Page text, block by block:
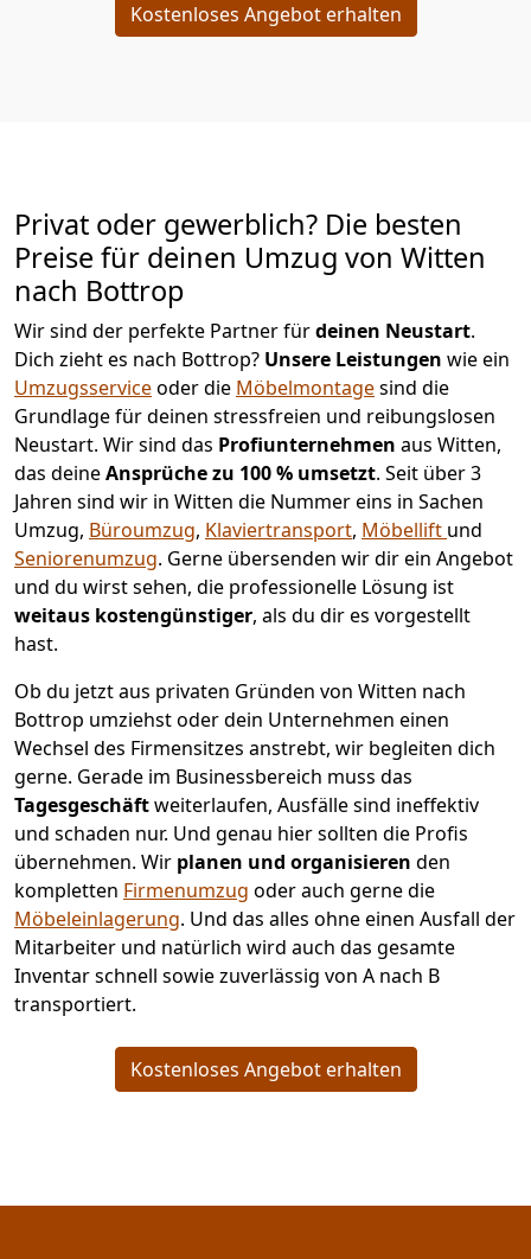
Kostenloses Angebot erhalten
Privat oder gewerblich? Die besten
Preise für deinen Umzug von Witten
nach Bottrop
Wir sind der perfekte Partner fürdeinen Neustart.
Dich zieht es nach Bottrop? Unsere Leistungen wie ein
Umzugsserviceoder die Möbelmontagesind die
Grundlage für deinen stressfreien und reibungslosen
Neustart. Wir sind das Profiunternehmen aus Witten,
das deineAnsprüche zu 100 % umsetzt. Seit über 3
Jahren sind wir in Witten die Nummer eins in Sachen
Umzug, Büroumzug, Klaviertransport, Möbellift und
Seniorenumzug. Gerne übersenden wir dir ein Angebot
und du wirst sehen, die professionelle Lösung ist
weitaus kostengünstiger, als du dir es vorgestellt
hast.
Ob du jetzt aus privaten Gründen von Witten nach
Bottrop umziehst oder dein Unternehmen einen
Wechsel des Firmensitzes anstrebt, wir begleiten dich
gerne. Gerade im Businessbereich muss das
Tagesgeschäftweiterlaufen, Ausfälle sind ineffektiv
und schaden nur. Und genau hier sollten die Profis
übernehmen. Wir planen und organisieren den
kompletten Firmenumzug oder auch gerne die
Möbeleinlagerung. Und das alles ohne einen Ausfall der
Mitarbeiter und natürlich wird auch das gesamte
Inventar schnell sowie zuverlässig von A nach B
transportiert.
Kostenloses Angebot erhalten